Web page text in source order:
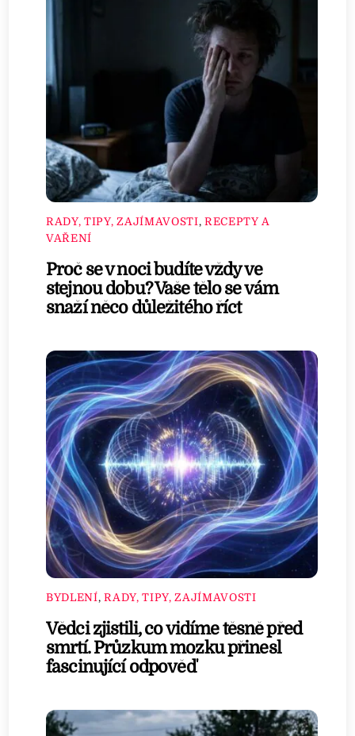
RADY, TIPY, ZAJÍMAVOSTI, RECEPTY A
VAŘENÍ
Proč se v noci budíte vždy ve
stejnou dobu? Vaše tělo se vám
snaží něco důležitého říct
BYDLENÍ,RADY, TIPY, ZAJÍMAVOSTI
Vědci zjistili, co vidíme těsně před
smrtí. Průzkum mozku přinesl
fascinující odpověď